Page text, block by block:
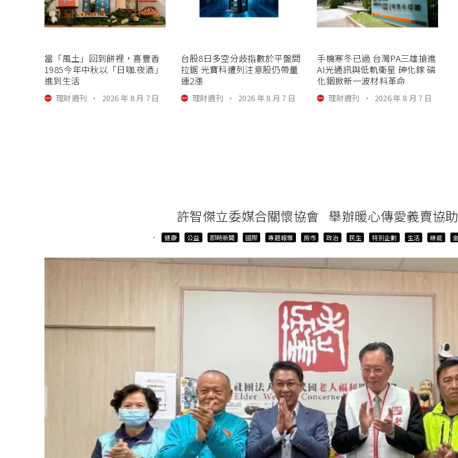
當「風土」回到餅裡，喜豐香
1985今年中秋以「日咖.夜酒」
進到生活
理財週刊 · 2026 年 8 月 7 日
台股8日多空分歧指數於平盤間
拉鋸 光寶科遭列注意股仍帶量
連2漲
理財週刊 · 2026 年 8 月 7 日
手機寒冬已過 台灣PA三雄搶進
AI光通訊與低軌衛星 砷化鎵 磷
化銦掀新一波材料革命
理財週刊 · 2026 年 8 月 7 日
許智傑立委媒合關懷協會 舉辦暖心傳愛義賣協
· 健康 公益 即時新聞 國際 專題報導 房市 政治 民生 特別企劃 生活 綠能